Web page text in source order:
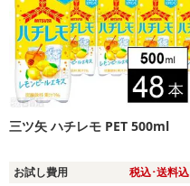
三ツ矢 ハチレモ PET 500ml
お試し費用 税込･送料込